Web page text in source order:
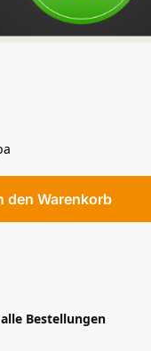
den Warenkorb
Bestellungen